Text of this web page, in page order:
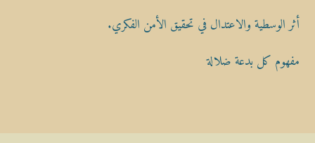
أثر الوسطية والاعتدال في تحقيق الأمن الفكري.
مفهوم كل بدعة ضلالة